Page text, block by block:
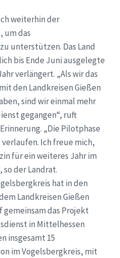
weiterhin der
um das
unterstützen. Das Land
bis Ende Juni ausgelegte
verlängert. „Als wir das
den Landkreisen Gießen
sind wir einmal mehr
gegangen“, ruft
„Die Pilotphase
Ich freue mich,
für ein weiteres Jahr im
so der Landrat.
hat in den
Landkreisen Gießen
das Projekt
in Mittelhessen
insgesamt 15
im Vogelsbergkreis, mit